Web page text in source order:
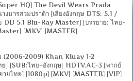
HQ] The Devil Wears Prada
งมารสวมปราด้า [เสียงอังกฤษ DTS: 5.1 /
DD 5.1 Blu-Ray Master] [บรรยาย: ไทย-
[MKV] [MASTER]
(2006-2009) Khan Kluay 1-2
ย] [SUB:ไทย+อังกฤษ] HDTV.AC-3 [พากย์
ายไทย] [1080p] [MKV] [MASTER] [VIP]